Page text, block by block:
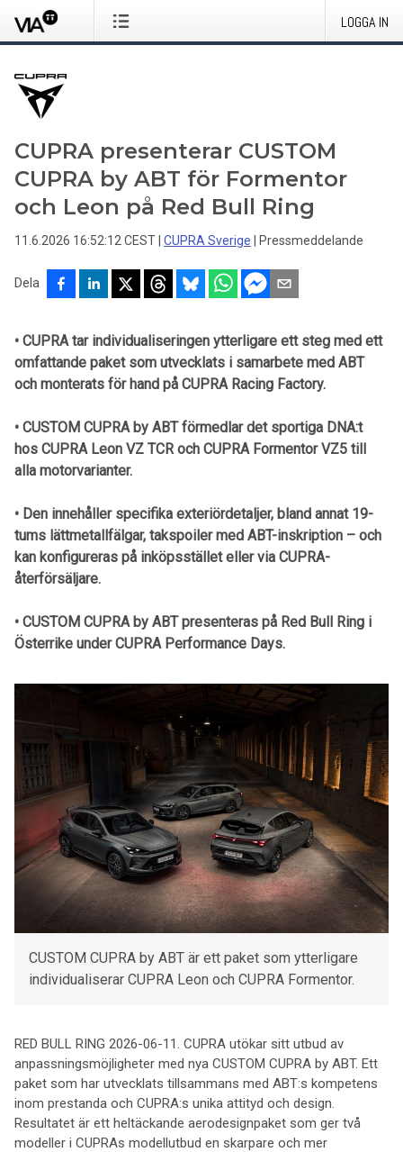
LOGGA IN
CUPRA presenterar CUSTOM
CUPRA by ABT för Formentor
och Leon på Red Bull Ring
11.6.2026 16:52:12 CEST CUPRA Sverige Pressmeddelande
Dela
• CUPRA tar individualiseringen ytterligare ett steg med ett
omfattande paket som utvecklats i samarbete med ABT
och monterats för hand på CUPRA Racing Factory.
• CUSTOM CUPRA by ABT förmedlar det sportiga DNA:t
hos CUPRA Leon VZ TCR och CUPRA Formentor VZ5 till
alla motorvarianter.
• Den innehåller specifika exteriördetaljer, bland annat 19-
tums lättmetallfälgar, takspoiler med ABT-inskription – och
kan konfigureras på inköpsstället eller via CUPRA-
återförsäljare.
• CUSTOM CUPRA by ABT presenteras på Red Bull Ring i
Österrike under CUPRA Performance Days.
CUSTOM CUPRA by ABT är ett paket som ytterligare
individualiserar CUPRA Leon och CUPRA Formentor.
RED BULL RING 2026-06-11. CUPRA utökar sitt utbud av
anpassningsmöjligheter med nya CUSTOM CUPRA by ABT. Ett
paket som har utvecklats tillsammans med ABT:s kompetens
inom prestanda och CUPRA:s unika attityd och design.
Resultatet är ett heltäckande aerodesignpaket som ger två
modeller i CUPRAs modellutbud en skarpare och mer